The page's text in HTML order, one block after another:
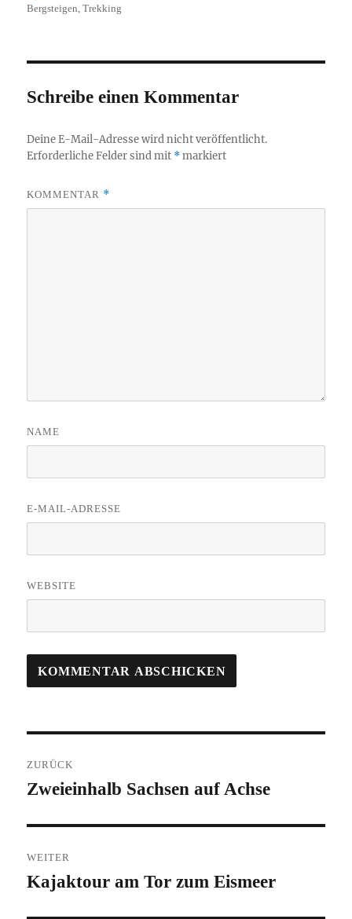
am
Bergsteigen,Trekking
Schreibe einen Kommentar
Deine E-Mail-Adresse wird nicht veröffentlicht.
Erforderliche Felder sind mit *markiert
KOMMENTAR *
NAME
E-MAIL-ADRESSE
WEBSITE
ZURÜCK
Vorheriger
Zweieinhalb Sachsen auf Achse
WEITER
Nächster
Kajaktour am Tor zum Eismeer